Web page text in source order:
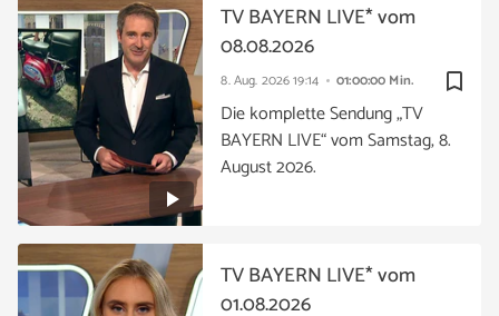
bookmark_border
8. Aug. 202619:14 01:00:00 Min.
TV BAYERN LIVE* vom
08.08.2026
Die komplette Sendung „TV
BAYERN LIVE“ vom Samstag, 8.
August 2026.
TV BAYERN LIVE* vom
01.08.2026